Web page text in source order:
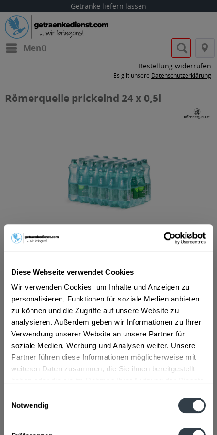
Diese Webseite verwendet Cookies
Wir verwenden Cookies, um Inhalte und Anzeigen zu
personalisieren, Funktionen für soziale Medien anbieten
zu können und die Zugriffe auf unsere Website zu
analysieren. Außerdem geben wir Informationen zu Ihrer
Verwendung unserer Website an unsere Partner für
soziale Medien, Werbung und Analysen weiter. Unsere
Partner führen diese Informationen möglicherweise mit
weiteren Daten zusammen, die Sie ihnen bereitgestellt
Notwendig
Getränke liefern lassen
Menü
Bestellung widerrufen
Es gilt unsere Datenschutzerklärung
Römerquelle prickelnd 24 x 0,5l
ab 16,76 € *
Vorrätig
In denWarenkorb
Artikel-Nr.:
37485
Verfügbar in:
Beschreibung
Zutaten und Allergene